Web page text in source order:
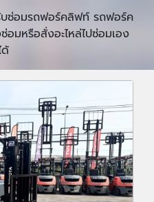
บซ่อมรถฟอร์คลิฟท์ รถฟอร์ค
มหรือสั่งอะไหล่ไปซ่อมเอง
ด้